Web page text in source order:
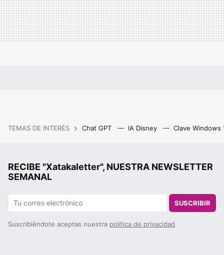
TEMAS DE INTERÉS Chat GPT IA Disney Clave Windows
RECIBE "Xatakaletter", NUESTRA NEWSLETTER
SEMANAL
SUSCRIBIR
Suscribiéndote aceptas nuestra política de privacidad